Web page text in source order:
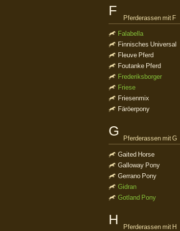
F Pferderassen mit F
Falabella
Finnisches Universal
Fleuve Pferd
Foutanke Pferd
Frederiksborger
Friese
Friesenmix
Färöerpony
G Pferderassen mit G
Gaited Horse
Galloway Pony
Gerrano Pony
Gidran
Gotland Pony
H Pferderassen mit H